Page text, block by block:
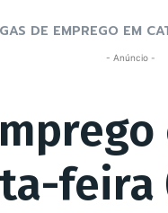
DE EMPREGO EM
- Anúncio -
feira